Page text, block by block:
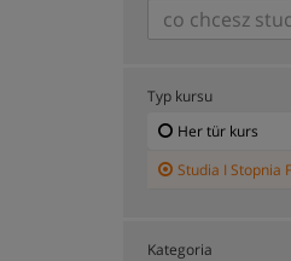
Typ kursu
Her tür kurs
Studia I Stopnia
Kategoria